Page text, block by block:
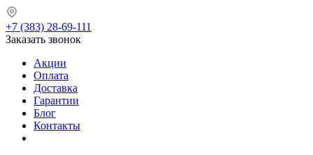
+7 (383) 28-69-111
Заказать звонок
Акции
Оплата
Доставка
Гарантии
Блог
Контакты